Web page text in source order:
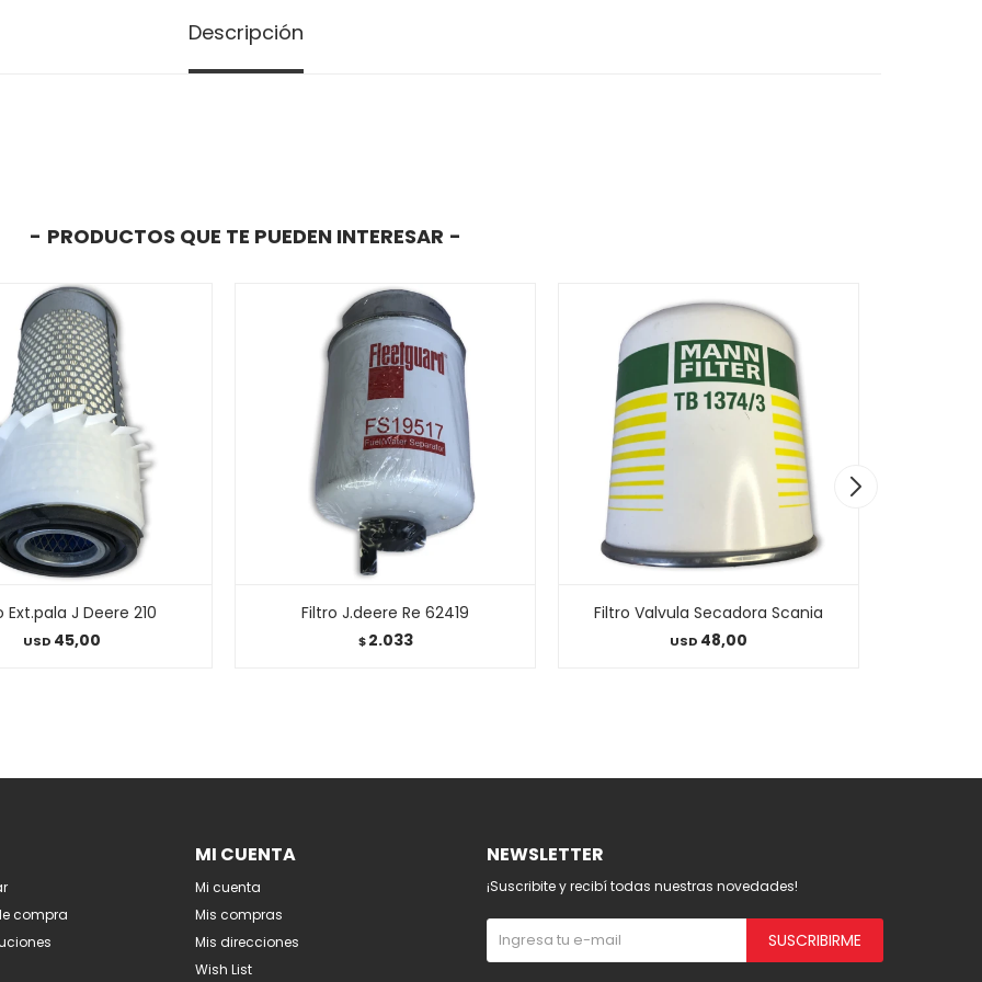
Descripción
PRODUCTOS QUE TE PUEDEN INTERESAR
Ext.pala J Deere 210
USD 45,00
Filtro J.deere Re 62419
$ 2.033
Filtro Valvula Secadora Scania
USD 48,00
compra
MI CUENTA
Mi cuenta
Mis compras
Mis direcciones
Wish List
NEWSLETTER
¡Suscribite y recibí todas nuestras novedades!
SUSCRIBIRME